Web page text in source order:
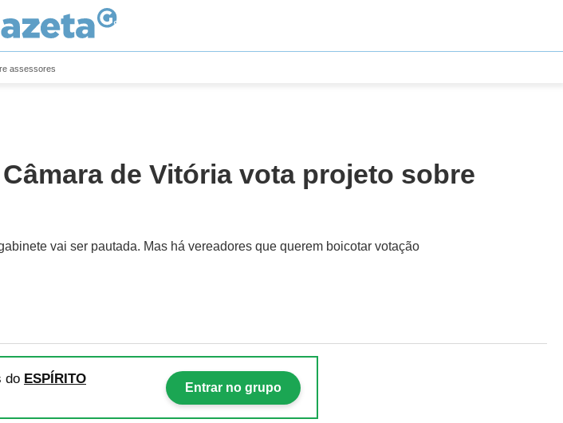
assessores
de Vitória vota projeto sobre
vai ser pautada. Mas há vereadores que querem boicotar votação
do ESPÍRITO
Entrar no grupo